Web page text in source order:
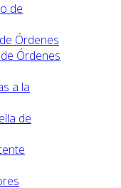
de
Órdenes
Órdenes
a la
de